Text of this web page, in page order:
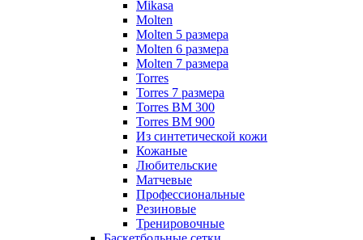
Mikasa
Molten
Molten 5 размера
Molten 6 размера
Molten 7 размера
Torres
Torres 7 размера
Torres BM 300
Torres BM 900
Из синтетической кожи
Кожаные
Любительские
Матчевые
Профессиональные
Резиновые
Тренировочные